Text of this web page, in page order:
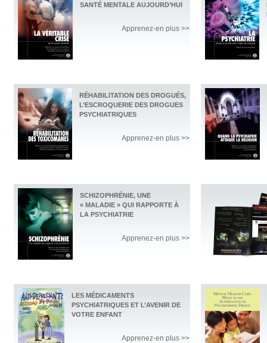
SANTÉ MENTALE AUJOURD’HUI
Apprenez-en plus >>
RÉHABILITATION DES DROGUÉS,
L’ESCROQUERIE DES DROGUES
PSYCHIATRIQUES
Apprenez-en plus >>
SCHIZOPHRÉNIE, UNE
« MALADIE » QUI RAPPORTE À
LA PSYCHIATRIE
Apprenez-en plus >>
LES MÉDICAMENTS
PSYCHIATRIQUES ET L’AVENIR DE
VOTRE ENFANT
Apprenez-en plus >>